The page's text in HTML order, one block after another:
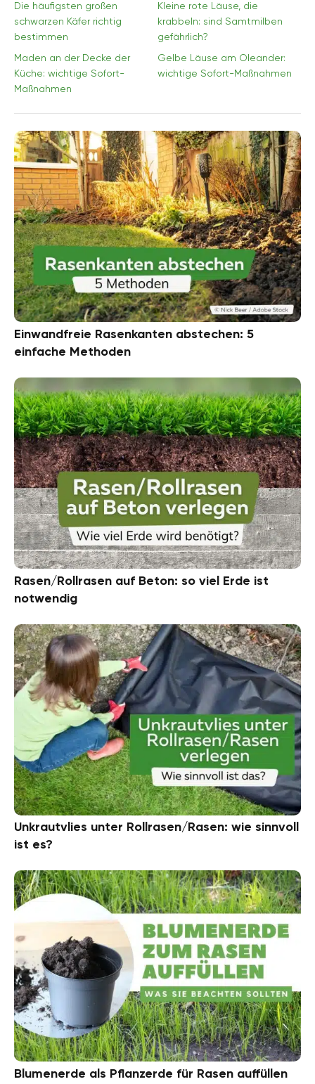
Die häufigsten großen
schwarzen Käfer richtig
bestimmen
Kleine rote Läuse, die
krabbeln: sind Samtmilben
gefährlich?
Maden an der Decke der
Küche: wichtige Sofort-
Maßnahmen
Gelbe Läuse am Oleander:
wichtige Sofort-Maßnahmen
Einwandfreie Rasenkanten abstechen: 5
einfache Methoden
Rasen/Rollrasen auf Beton: so viel Erde ist
notwendig
Unkrautvlies unter Rollrasen/Rasen: wie sinnvoll
ist es?
Blumenerde als Pflanzerde für Rasen auffüllen